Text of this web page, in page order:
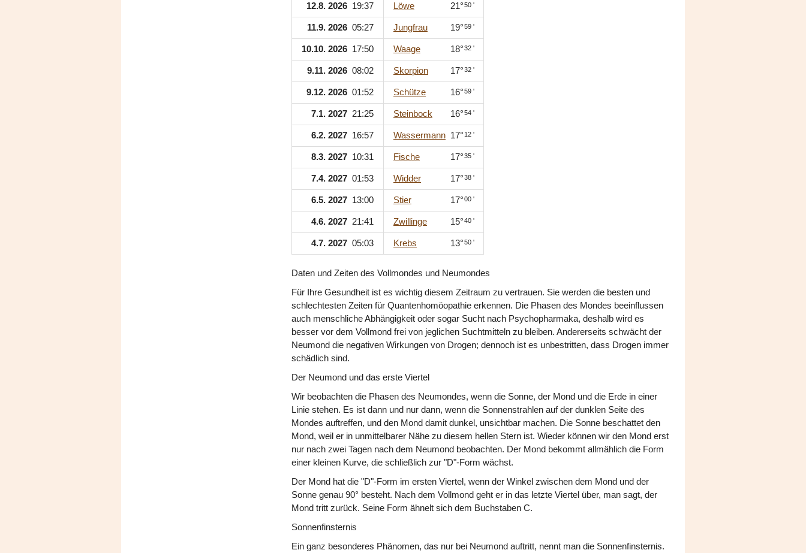
12.8. 2026 19:37 Löwe 21°50 '
11.9. 2026 05:27 Jungfrau 19°59 '
10.10. 2026 17:50 Waage 18°32 '
9.11. 2026 08:02 Skorpion 17°32 '
9.12. 2026 01:52 Schütze 16°59 '
7.1. 2027 21:25 Steinbock 16°54 '
6.2. 2027 16:57 Wassermann 17° 12 '
8.3. 2027 10:31 Fische 17°35 '
7.4. 2027 01:53 Widder 17°38 '
6.5. 2027 13:00 Stier 17°00 '
4.6. 2027 21:41 Zwillinge 15°40 '
4.7. 2027 05:03 Krebs 13°50 '
Daten und Zeiten des Vollmondes und Neumondes
Für Ihre Gesundheit ist es wichtig diesem Zeitraum zu vertrauen. Sie werden die besten und
schlechtesten Zeiten für Quantenhomöopathie erkennen. Die Phasen des Mondes beeinflussen
auch menschliche Abhängigkeit oder sogar Sucht nach Psychopharmaka, deshalb wird es
besser vor dem Vollmond frei von jeglichen Suchtmitteln zu bleiben. Andererseits schwächt der
Neumond die negativen Wirkungen von Drogen; dennoch ist es unbestritten, dass Drogen immer
schädlich sind.
Der Neumond und das erste Viertel
Wir beobachten die Phasen des Neumondes, wenn die Sonne, der Mond und die Erde in einer
Linie stehen. Es ist dann und nur dann, wenn die Sonnenstrahlen auf der dunklen Seite des
Mondes auftreffen, und den Mond damit dunkel, unsichtbar machen. Die Sonne beschattet den
Mond, weil er in unmittelbarer Nähe zu diesem hellen Stern ist. Wieder können wir den Mond erst
nur nach zwei Tagen nach dem Neumond beobachten. Der Mond bekommt allmählich die Form
einer kleinen Kurve, die schließlich zur "D"-Form wächst.
Der Mond hat die "D"-Form im ersten Viertel, wenn der Winkel zwischen dem Mond und der
Sonne genau 90° besteht. Nach dem Vollmond geht er in das letzte Viertel über, man sagt, der
Mond tritt zurück. Seine Form ähnelt sich dem Buchstaben C.
Sonnenfinsternis
Ein ganz besonderes Phänomen, das nur bei Neumond auftritt, nennt man die Sonnenfinsternis.